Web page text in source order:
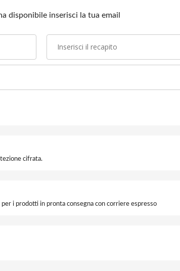
disponibile inserisci la tua email
cifrata.
i prodotti in pronta consegna con corriere espresso